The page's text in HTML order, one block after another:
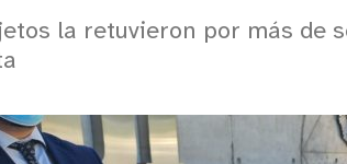
la retuvieron por más de